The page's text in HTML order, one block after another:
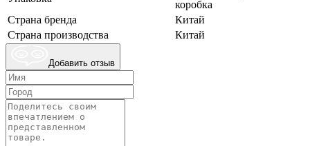
коробка
Страна бренда
Китай
Страна производства
Китай
Добавить отзыв